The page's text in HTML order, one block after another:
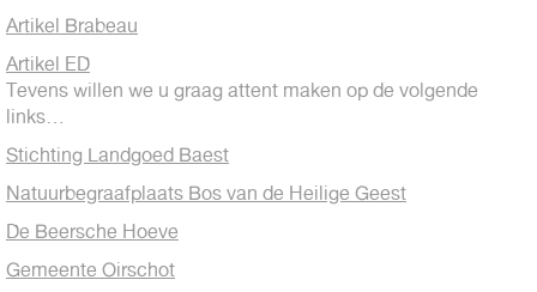
Artikel Brabeau
Artikel ED
Tevens willen we u graag attent maken op de volgende
links…
Stichting Landgoed Baest
Natuurbegraafplaats Bos van de Heilige Geest
De Beersche Hoeve
Gemeente Oirschot